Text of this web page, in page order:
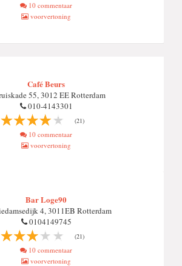
10 commentaar
voorvertoning
Café Beurs
55, 3012 EE Rotterdam
010-4143301
(21)
10 commentaar
voorvertoning
Bar Loge90
4, 3011EB Rotterdam
0104149745
(21)
10 commentaar
voorvertoning